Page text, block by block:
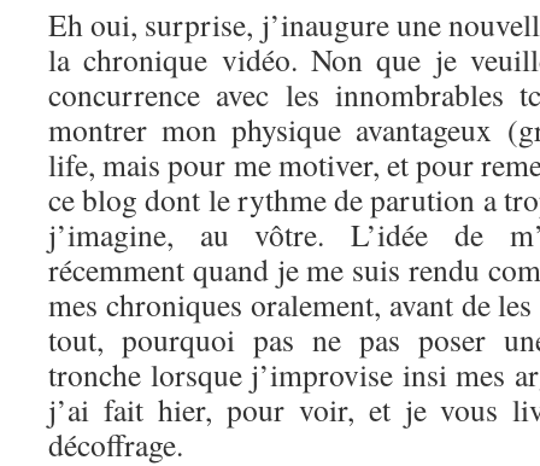
Eh oui, surprise, j’inaugure une
la chronique vidéo. Non que je
concurrence avec les innombrables
montrer mon physique avantageux
life, mais pour me motiver, et pour
ce blog dont le rythme de parution a
j’imagine, au vôtre. L’idée de
récemment quand je me suis rendu
mes chroniques oralement, avant de
tout, pourquoi pas ne pas poser
tronche lorsque j’improvise insi mes
j’ai fait hier, pour voir, et je vous
décoffrage.